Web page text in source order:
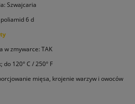
Szwajcaria
6 d
w zmywarce: TAK
do 120° C / 250° F
mięsa, krojenie warzyw i owoców